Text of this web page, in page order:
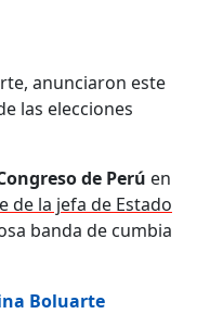
anunciaron este
las elecciones
de Perú en
de la jefa de Estado
banda de cumbia
Boluarte